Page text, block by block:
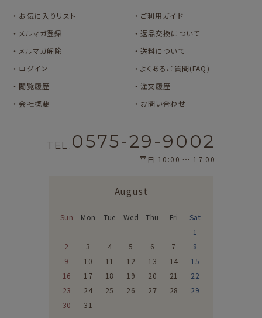
TEA STAND
お気に入りリスト
メルマガ登録
メルマガ解除
ログイン
ご利用ガイド
返品交換について
送料について
よくあるご質問(FAQ)
閲覧履歴
注文履歴
会社概要
お問い合わせ
TEL. 0575-29-9002
平日 10:00 〜 17:00
August
Sun Mon Tue Wed Thu Fri
Sat
1
2
3 4 5 6 7
8
9
10 11 12 13 14
15
16
17 18 19 20 21
22
23
24 25 26 27 28
29
30
31